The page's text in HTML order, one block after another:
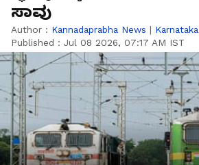
ಸಾವು
Author : Kannadaprabha News |
Published : Jul 08 2026, 07:17 AM IST